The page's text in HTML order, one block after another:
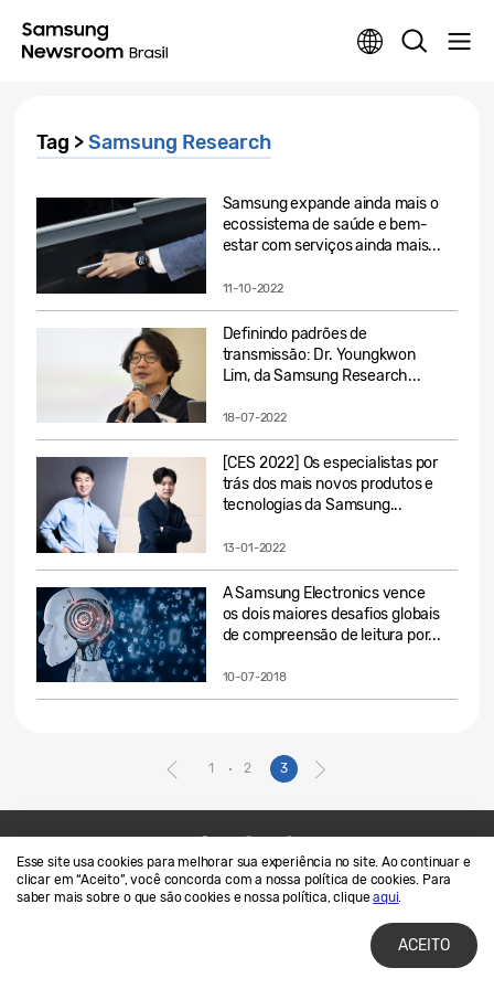
Esse site usa cookies para melhorar sua experiência no site. Ao continuar e
clicar em “Aceito”, você concorda com a nossa política de cookies. Para
saber mais sobre o que são cookies e nossa política, cliqueaqui.
ACEITO
Tag >Samsung Research
Samsung expande ainda mais o
ecossistema de saúde e bem-
estar com serviços ainda mais...
11-10-2022
Definindo padrões de
transmissão: Dr. Youngkwon
Lim, da Samsung Research...
18-07-2022
[CES 2022] Os especialistas por
trás dos mais novos produtos e
tecnologias da Samsung...
13-01-2022
A Samsung Electronics vence
os dois maiores desafios globais
de compreensão de leitura por...
10-07-2018
1 2 3
Contato
SAMSUNG.COM
Termos de Uso
Privacidade e Cookies